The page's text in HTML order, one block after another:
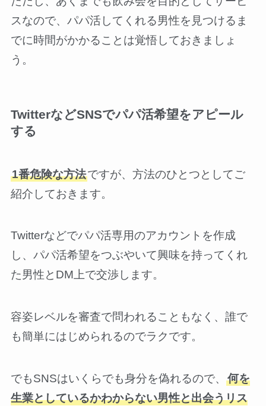
スなので、パパ活してくれる男性を見つけるま
でに時間がかかることは覚悟しておきましょ
う。
TwitterなどSNSでパパ活希望をアピール
する
1番危険な方法ですが、方法のひとつとしてご
紹介しておきます。
Twitterなどでパパ活専用のアカウントを作成
し、パパ活希望をつぶやいて興味を持ってくれ
た男性とDM上で交渉します。
容姿レベルを審査で問われることもなく、誰で
も簡単にはじめられるのでラクです。
でもSNSはいくらでも身分を偽れるので、 何を
生業としているかわからない男性と出会うリス